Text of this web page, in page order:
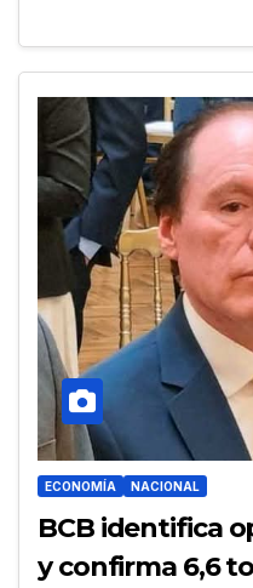
ECONOMÍA NACIONAL
BCB identifica
y confirma 6,6